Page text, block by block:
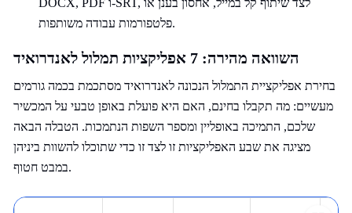
DOCX, PDF ו-SRT, לצד שיתוף קל במייל, אחסון בענן או
פלטפורמות עבודה משותפות.
השוואה מהירה: 7 אפליקציות תמלול לאנדרואיד
בחירת אפליקציית התמלול הנכונה לאנדרואיד מסתכמת בכמה גורמים
מעשיים: מה תקבלו בחינם, האם היא פועלת באופן טבעי על המכשיר
שלכם, התמיכה באופליין ומספר השפות הנתמכות. הטבלה הבאה
מציגה את שבע האפליקציות זו לצד זו כדי שתוכלו להשוות ביניהן
במבט חטוף.